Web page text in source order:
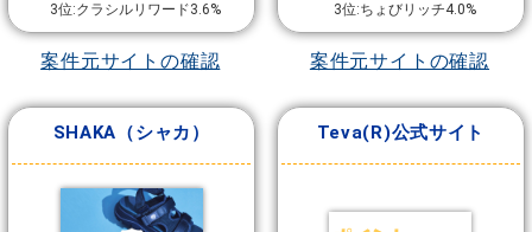
3位:クラシルリワード3.6%
案件元サイトの確認
3位:ちょびリッチ4.0%
案件元サイトの確認
SHAKA（シャカ） Teva(R)公式サイト